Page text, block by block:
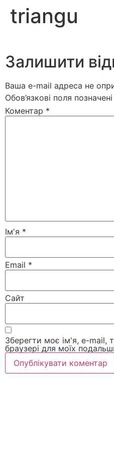
triangu
Залишити
Ваша e-mail адреса не
Обов’язкові поля позначені
Коментар *
Ім'я *
Email *
Сайт
Зберегти моє ім'я, e-mail,
браузері для моїх